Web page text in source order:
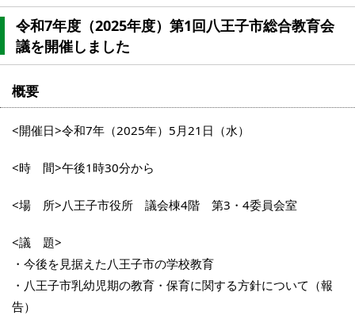
令和7年度（2025年度）第1回八王子市総合教育会
議を開催しました
概要
<開催日>令和7年（2025年）5月21日（水）
<時 間>午後1時30分から
<場 所>八王子市役所 議会棟4階 第3・4委員会室
<議 題>
・今後を見据えた八王子市の学校教育
・八王子市乳幼児期の教育・保育に関する方針について（報
告）